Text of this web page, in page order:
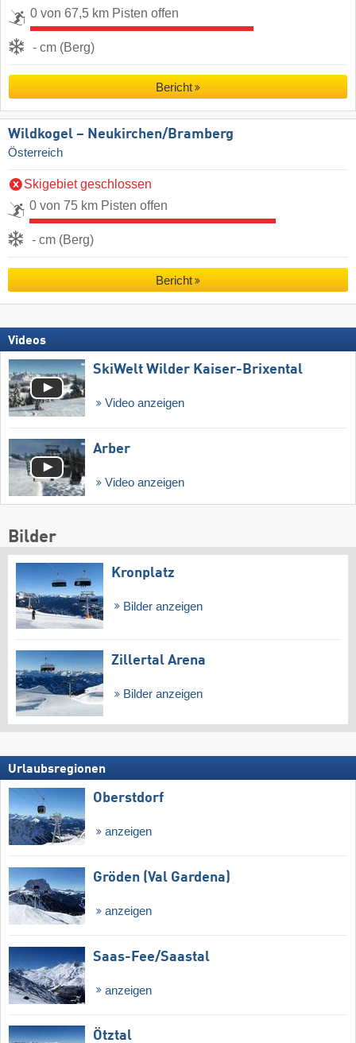
0 von 67,5 km Pisten offen
- cm (Berg)
Bericht
Wildkogel – Neukirchen/​Bramberg
Österreich
Skigebiet geschlossen
0 von 75 km Pisten offen
- cm (Berg)
Bericht
Videos
SkiWelt Wilder Kaiser-Brixental
Video anzeigen
Arber
Video anzeigen
Bilder
Kronplatz
Bilder anzeigen
Zillertal Arena
Bilder anzeigen
Urlaubsregionen
Oberstdorf
anzeigen
Gröden (Val Gardena)
anzeigen
Saas-Fee/​Saastal
anzeigen
Ötztal